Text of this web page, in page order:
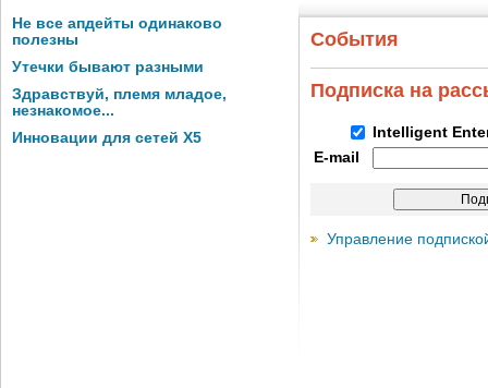
Не все апдейты одинаково
полезны
Утечки бывают разными
Здравствуй, племя младое,
незнакомое...
Инновации для сетей X5
События
Подписка на
Intelligent
E-mail
Управление